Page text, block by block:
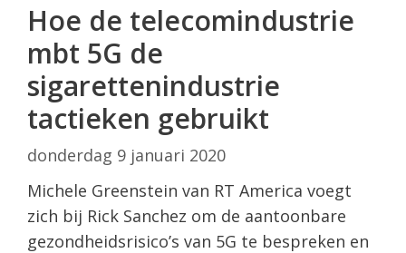
Hoe de telecomindustrie
mbt 5G de
sigarettenindustrie
tactieken gebruikt
donderdag 9 januari 2020
Michele Greenstein van RT America voegt
zich bij Rick Sanchez om de aantoonbare
gezondheidsrisico’s van 5G te bespreken en